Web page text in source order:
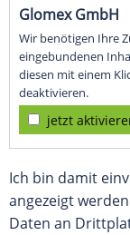
Glomex GmbH
Wir benötigen Ihre
eingebundenen
diesen mit einem
deaktivieren.
jetzt
Ich bin damit
angezeigt
Daten an